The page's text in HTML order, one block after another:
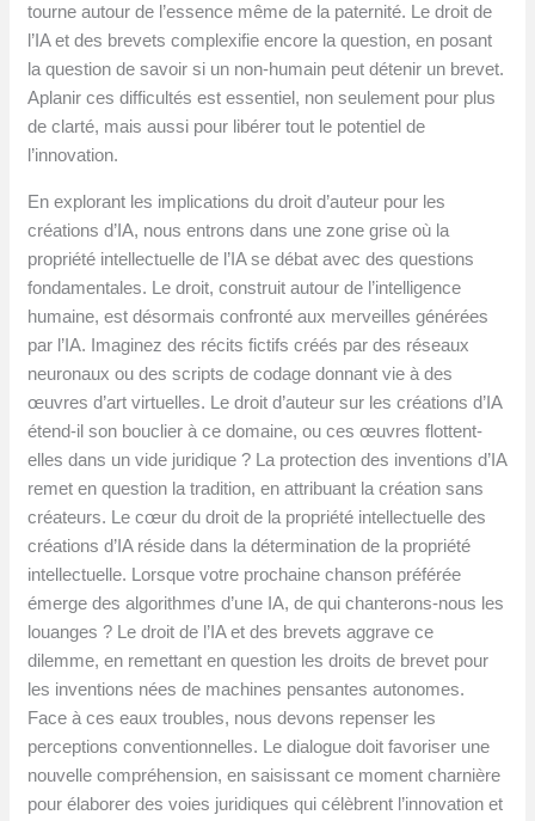
tourne autour de l’essence même de la paternité. Le droit de
l’IA et des brevets complexifie encore la question, en posant
la question de savoir si un non-humain peut détenir un brevet.
Aplanir ces difficultés est essentiel, non seulement pour plus
de clarté, mais aussi pour libérer tout le potentiel de
l’innovation.
En explorant les implications du droit d’auteur pour les
créations d’IA, nous entrons dans une zone grise où la
propriété intellectuelle de l’IA se débat avec des questions
fondamentales. Le droit, construit autour de l’intelligence
humaine, est désormais confronté aux merveilles générées
par l’IA. Imaginez des récits fictifs créés par des réseaux
neuronaux ou des scripts de codage donnant vie à des
œuvres d’art virtuelles. Le droit d’auteur sur les créations d’IA
étend-il son bouclier à ce domaine, ou ces œuvres flottent-
elles dans un vide juridique ? La protection des inventions d’IA
remet en question la tradition, en attribuant la création sans
créateurs. Le cœur du droit de la propriété intellectuelle des
créations d’IA réside dans la détermination de la propriété
intellectuelle. Lorsque votre prochaine chanson préférée
émerge des algorithmes d’une IA, de qui chanterons-nous les
louanges ? Le droit de l’IA et des brevets aggrave ce
dilemme, en remettant en question les droits de brevet pour
les inventions nées de machines pensantes autonomes.
Face à ces eaux troubles, nous devons repenser les
perceptions conventionnelles. Le dialogue doit favoriser une
nouvelle compréhension, en saisissant ce moment charnière
pour élaborer des voies juridiques qui célèbrent l’innovation et